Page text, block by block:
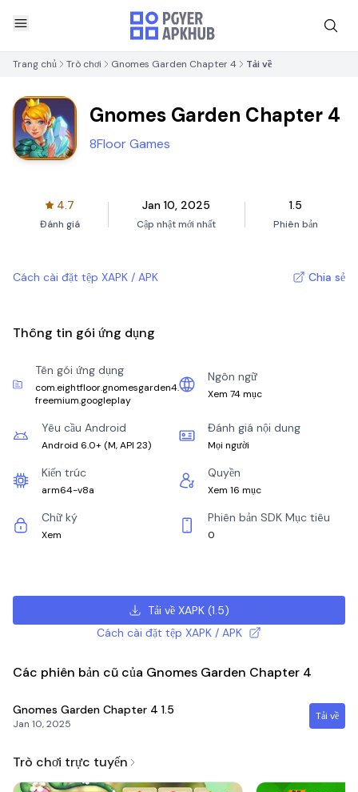
Trang chủ Trò chơi Gnomes Garden Chapter 4 Tải về
Gnomes Garden Chapter 4
8Floor Games
4.7
Đánh giá
Jan 10, 2025
Cập nhật mới nhất
1.5
Phiên bản
Cách cài đặt tệp XAPK / APK Chia sẻ
Thông tin gói ứng dụng
Tên gói ứng dụng
com.eightfloor.gnomesgarden4.
freemium.googleplay
Ngôn ngữ
Xem 74 mục
Yêu cầu Android
Android 6.0+ (M, API 23)
Đánh giá nội dung
Mọi người
Kiến trúc
arm64-v8a
Quyền
Xem 16 mục
Chữ ký
Xem
Phiên bản SDK Mục tiêu
0
Tải về XAPK(1.5)
Cách cài đặt tệp XAPK / APK
Các phiên bản cũ của Gnomes Garden Chapter 4
Gnomes Garden Chapter 4 1.5
Jan 10, 2025
Tải về
Trò chơi trực tuyến